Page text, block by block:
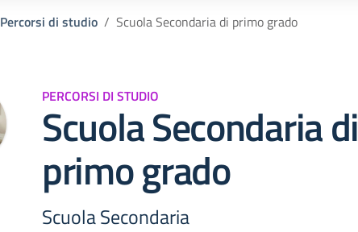
Percorsi di studio Scuola Secondaria di primo grado
PERCORSI DI STUDIO
Scuola Secondaria di
primo grado
Scuola Secondaria